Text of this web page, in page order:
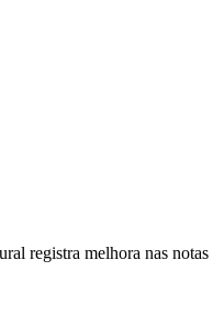
registra melhora nas notas